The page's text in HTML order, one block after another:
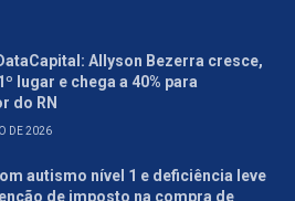
Allyson Bezerra cresce,
lugar e chega a 40% para
do RN
DE 2026
autismo nível 1 e deficiência leve
de imposto na compra de